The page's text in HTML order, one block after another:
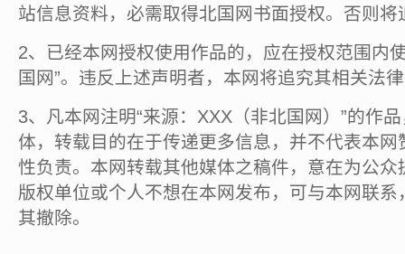
站信息资料，必需取得北国网书面授权。否则将
2、已经本网授权使用作品的，应在授权范围内
国网”。违反上述声明者，本网将追究其相关法
3、凡本网注明“来源：XXX（非北国网）”的作
体，转载目的在于传递更多信息，并不代表本
性负责。本网转载其他媒体之稿件，意在为公
版权单位或个人不想在本网发布，可与本网联
其撤除。